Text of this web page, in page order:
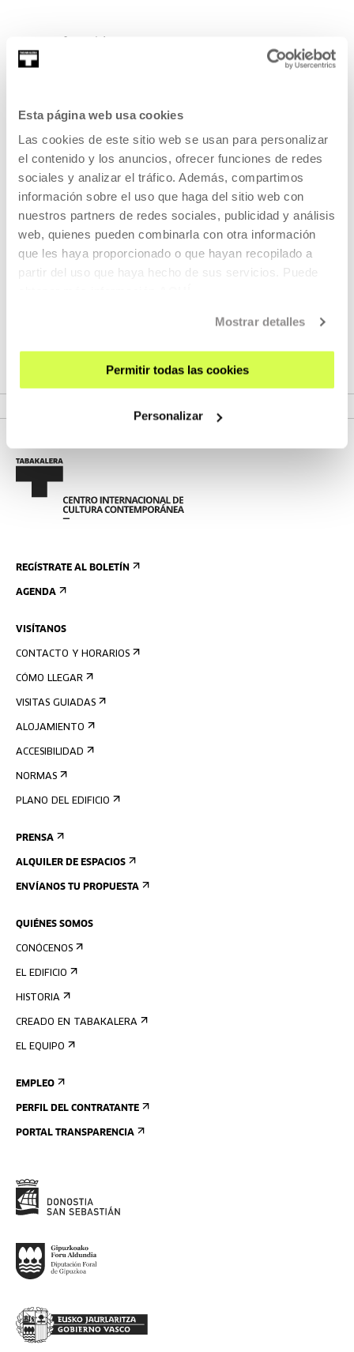
Esta página web usa cookies
Las cookies de este sitio web se usan para personalizar
el contenido y los anuncios, ofrecer funciones de redes
sociales y analizar el tráfico. Además, compartimos
información sobre el uso que haga del sitio web con
nuestros partners de redes sociales, publicidad y análisis
web, quienes pueden combinarla con otra información
que les haya proporcionado o que hayan recopilado a
partir del uso que haya hecho de sus servicios. Puede
Mostrar detalles
Permitir todas las cookies
Personalizar
Ainara LeGardon (Bilbao, 1976) es música y artista en...
Pertenece a Programa: La
gestión de la propiedad
intelectual en las producciones
audiovisuales
derechos de la propiedad intelectual en las producciones
VER PROGRAMA
REGÍSTRATE AL BOLETÍN
AGENDA
VISÍTANOS
CONTACTO Y HORARIOS
CÓMO LLEGAR
VISITAS GUIADAS
ALOJAMIENTO
ACCESIBILIDAD
NORMAS
PLANO DEL EDIFICIO
PRENSA
ALQUILER DE ESPACIOS
ENVÍANOS TU PROPUESTA
QUIÉNES SOMOS
CONÓCENOS
EL EDIFICIO
HISTORIA
CREADO EN TABAKALERA
EL EQUIPO
EMPLEO
PERFIL DEL CONTRATANTE
PORTAL TRANSPARENCIA